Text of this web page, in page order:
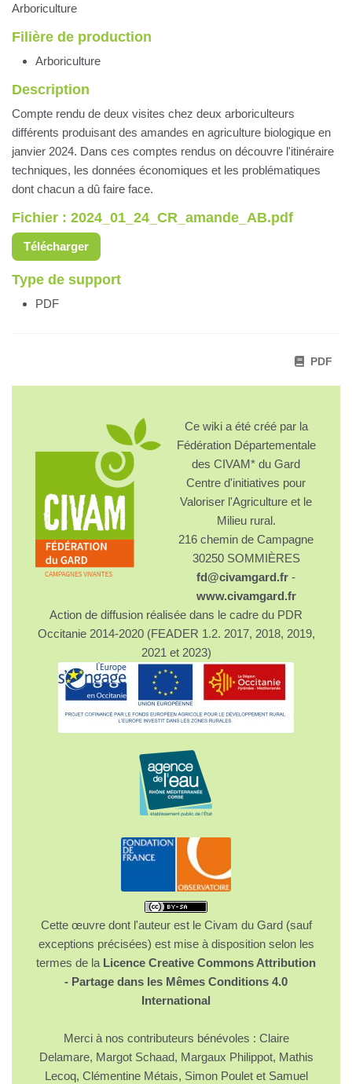
Arboriculture
Filière de production
Arboriculture
Description
Compte rendu de deux visites chez deux arboriculteurs
différents produisant des amandes en agriculture biologique en
janvier 2024. Dans ces comptes rendus on découvre l'itinéraire
techniques, les données économiques et les problématiques
dont chacun a dû faire face.
Fichier : 2024_01_24_CR_amande_AB.pdf
Télécharger
Type de support
PDF
PDF
Ce wiki a été créé par la
Fédération Départementale
des CIVAM* du Gard
Centre d'initiatives pour
Valoriser l'Agriculture et le
Milieu rural.
216 chemin de Campagne
30250 SOMMIÈRES
fd@civamgard.fr -
www.civamgard.fr
Action de diffusion réalisée dans le cadre du PDR
Occitanie 2014-2020 (FEADER 1.2. 2017, 2018, 2019,
2021 et 2023)
Cette œuvre dont l'auteur est le Civam du Gard (sauf
exceptions précisées) est mise à disposition selon les
termes de la Licence Creative Commons Attribution
- Partage dans les Mêmes Conditions 4.0
International
Merci à nos contributeurs bénévoles : Claire
Delamare, Margot Schaad, Margaux Philippot, Mathis
Lecoq, Clémentine Métais, Simon Poulet et Samuel